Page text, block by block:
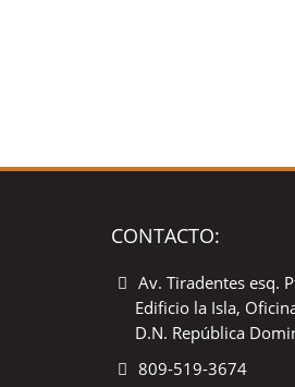
CONTACTO:
Av. Tiradentes esq.
Edificio la Isla,
D.N. República
809-519-3674